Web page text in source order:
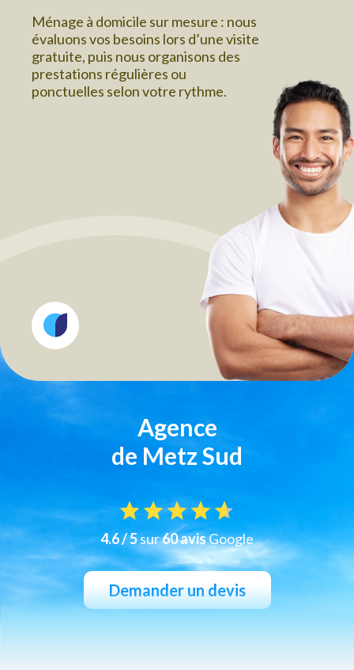
Ménage à domicile sur mesure : nous
évaluons vos besoins lors d’une visite
gratuite, puis nous organisons des
prestations régulières ou
ponctuelles selon votre rythme.
Agence
de Metz Sud
4.6 / 5sur60 avisGoogle
Demander un devis